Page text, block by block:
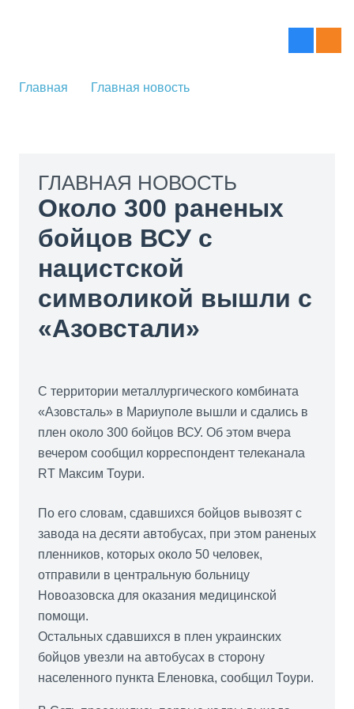
Главная Главная новость
ГЛАВНАЯ НОВОСТЬ
Около 300 раненых
бойцов ВСУ с
нацистской
символикой вышли с
«Азовстали»
С территории металлургического комбината
«Азовсталь» в Мариуполе вышли и сдались в
плен около 300 бойцов ВСУ. Об этом вчера
вечером сообщил корреспондент телеканала
RT Максим Тоури.
По его словам, сдавшихся бойцов вывозят с
завода на десяти автобусах, при этом раненых
пленников, которых около 50 человек,
отправили в центральную больницу
Новоазовска для оказания медицинской
помощи.
Остальных сдавшихся в плен украинских
бойцов увезли на автобусах в сторону
населенного пункта Еленовка, сообщил Тоури.